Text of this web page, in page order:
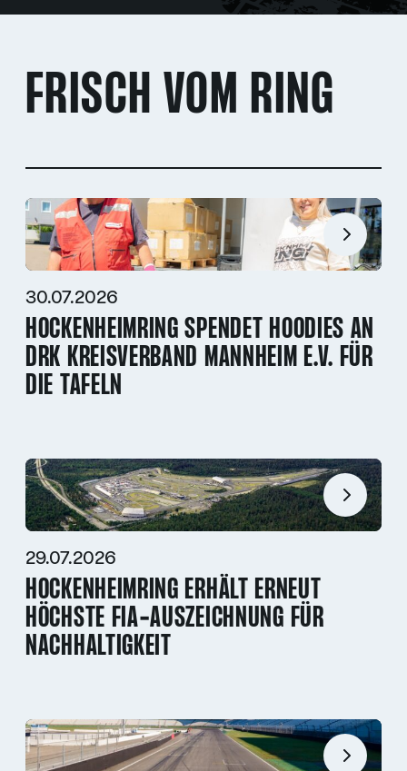
FRISCH VOM RING
30.07.2026
HOCKENHEIMRING SPENDET HOODIES AN
DRK KREISVERBAND MANNHEIM E.V. FÜR
DIE TAFELN
29.07.2026
HOCKENHEIMRING ERHÄLT ERNEUT
HÖCHSTE FIA-AUSZEICHNUNG FÜR
NACHHALTIGKEIT